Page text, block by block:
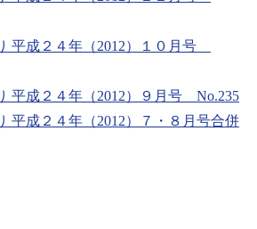
平成２４年（2012）１０月号
平成２４年（2012）９月号 No.235
平成２４年（2012）７・８月号合併